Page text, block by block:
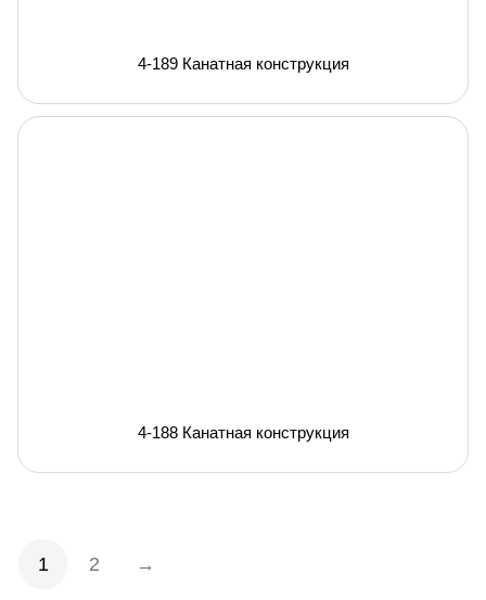
4-189 Канатная конструкция
4-188 Канатная конструкция
1 2 →